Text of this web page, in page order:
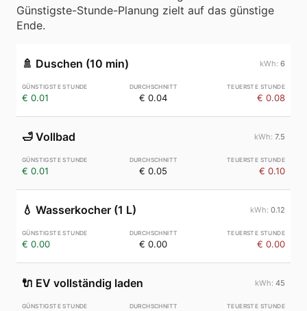
Günstigste-Stunde-Planung zielt auf das günstige
Ende.
🚿 Duschen (10 min) 6
€ 0.01 € 0.04 € 0.08
🛁 Vollbad 7.5
€ 0.01 € 0.05 € 0.10
💧 Wasserkocher (1 L) 0.12
€ 0.00 € 0.00 € 0.00
🔌 EV vollständig laden 45